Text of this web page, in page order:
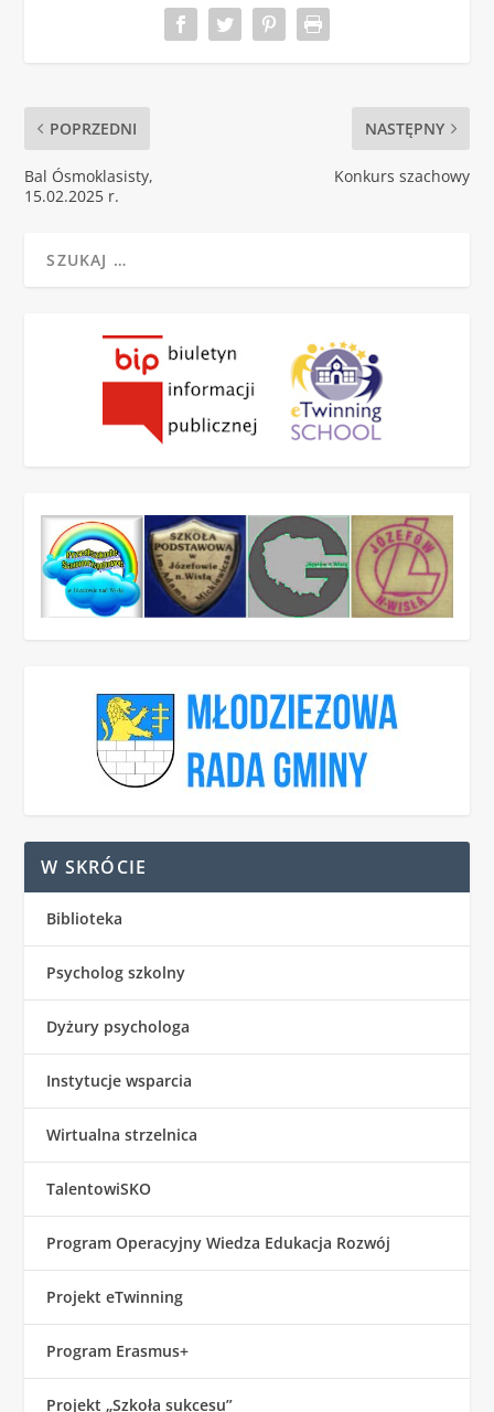
POPRZEDNI
Bal Ósmoklasisty,
15.02.2025 r.
NASTĘPNY
Konkurs szachowy
W SKRÓCIE
Biblioteka
Psycholog szkolny
Dyżury psychologa
Instytucje wsparcia
Wirtualna strzelnica
TalentowiSKO
Program Operacyjny Wiedza Edukacja Rozwój
Projekt eTwinning
Program Erasmus+
Projekt „Szkoła sukcesu”